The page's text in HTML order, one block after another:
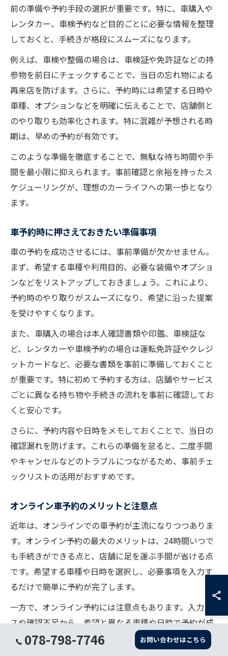
前の準備や予約手段の選択が重要です。特に、車購入や
レンタカー、車検予約など目的ごとに必要な情報を整理
しておくと、手続きが格段にスムーズになります。
例えば、車検や整備の場合は、車検証や免許証などの持
参物を前日にチェックすることで、当日の忘れ物による
再来店を防げます。さらに、予約時には希望する日時や
車種、オプションなどを明確に伝えることで、店舗側と
のやり取りも効率化されます。特に混雑が予想される時
期は、早めの予約が有効です。
このような準備を徹底することで、無駄な待ち時間や手
間を最小限に抑えられます。事前確認と余裕を持ったス
ケジューリングが、理想のカーライフへの第一歩となり
ます。
車予約時に押さえておきたい準備事項
車の予約を成功させるには、事前準備が欠かせません。
まず、希望する車種や利用目的、必要な装備やオプショ
ンなどをリストアップしておきましょう。これにより、
予約時のやり取りがスムーズになり、希望に沿った提案
を受けやすくなります。
また、車購入の場合は本人確認書類や印鑑、車検証な
ど、レンタカーや車検予約の場合は運転免許証やクレジ
ットカードなど、必要な書類を事前に準備しておくこと
が重要です。特に初めて予約する方は、店舗やサービス
ごとに異なる持ち物や手続きの流れを事前に確認してお
くと安心です。
さらに、予約内容や日時をメモしておくことで、当日の
確認漏れを防げます。これらの準備を怠ると、二度手間
やキャンセルなどのトラブルにつながるため、事前チェ
ックリストの活用がおすすめです。
オンライン車予約のメリットと注意点
近年は、オンラインでの車予約が主流になりつつありま
す。オンライン予約の最大のメリットは、24時間いつで
も手続きができる点と、店舗に足を運ぶ手間が省ける点
です。希望する車種や日時を選択し、必要事項を入力す
るだけで簡単に予約が完了します。
一方で、オンライン予約には注意点もあります。入力ミ
スや確認不足から、希望と異なる車種や日時で予約が成
立してしまうケースがあるため、送信前の内容確認が必
須です。また、人気の車種や繁忙期は予約が集中するた
078-798-7746 お問い合わせはこちら